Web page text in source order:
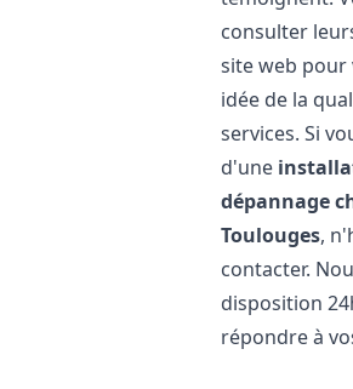
consulter
site web pour
idée de la
services. Si
d'une
dépannage
Toulouges,
contacter.
disposition
répondre à